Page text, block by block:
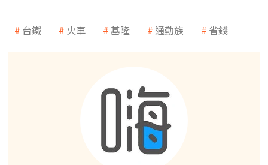
台鐵 火車 基隆 通勤族 省錢